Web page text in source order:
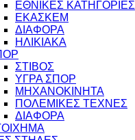
ΕΘΝΙΚΕΣ ΚΑΤΗΓΟΡΙΕΣ
ΕΚΑΣΚΕΜ
ΔΙΑΦΟΡΑ
ΗΛΙΚΙΑΚΑ
ΣΤΙΒΟΣ
ΥΓΡΑ ΣΠΟΡ
ΜΗΧΑΝΟΚΙΝΗΤΑ
ΠΟΛΕΜΙΚΕΣ ΤΕΧΝΕΣ
ΔΙΑΦΟΡΑ